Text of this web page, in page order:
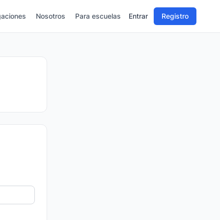
Nosotros Para escuelas Entrar Registro